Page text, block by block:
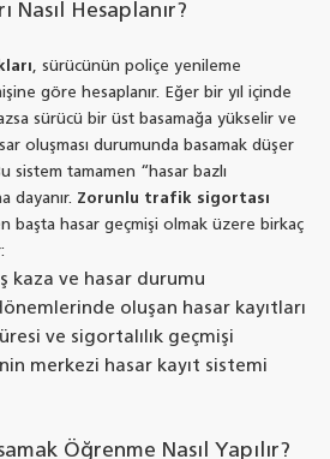
Nasıl Hesaplanır?
, sürücünün poliçe yenileme
göre hesaplanır. Eğer bir yıl içinde
sürücü bir üst basamağa yükselir ve
oluşması durumunda basamak düşer
sistem tamamen “hasar bazlı
dayanır. Zorunlu trafik sigortası
başta hasar geçmişi olmak üzere birkaç
kaza ve hasar durumu
oluşan hasar kayıtları
ve sigortalılık geçmişi
merkezi hasar kayıt sistemi
Öğrenme Nasıl Yapılır?